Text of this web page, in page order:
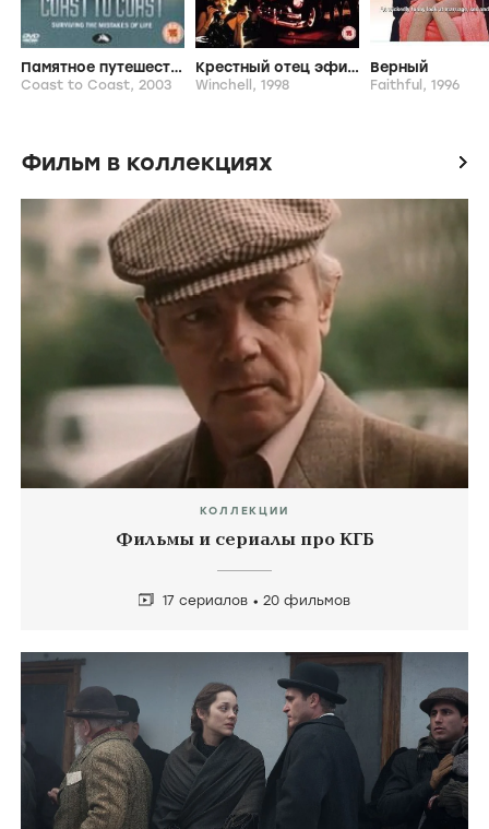
Памятное путешествие
Coast to Coast, 2003
Крестный отец эфира
Winchell, 1998
Верный
Faithful, 1996
Фильм в коллекциях icon
КОЛЛЕКЦИИ
Фильмы и сериалы про КГБ
17 сериалов 20 фильмов